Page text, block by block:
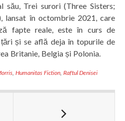
său, Trei surori (Three Sisters;
lansat în octombrie 2021, care
fapte reale, este în curs de
și se află deja în topurile de
Britanie, Belgia și Polonia.
,Humanitas Fiction, Raftul Denisei